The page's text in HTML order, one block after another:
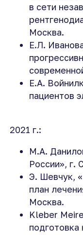
в сети
Москва.
Е.Л.
Е.А.
пациентов
2021 г.:
М.А.
России», г.
Э. Шевчук,
план
Москва.
Kleber
подготовка